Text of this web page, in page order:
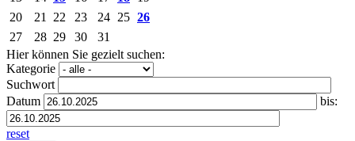
20
21 22 23 24 25 26
27
28 29 30
31
Hier können Sie gezielt suchen:
Kategorie
Suchwort
Datum
bis:
reset